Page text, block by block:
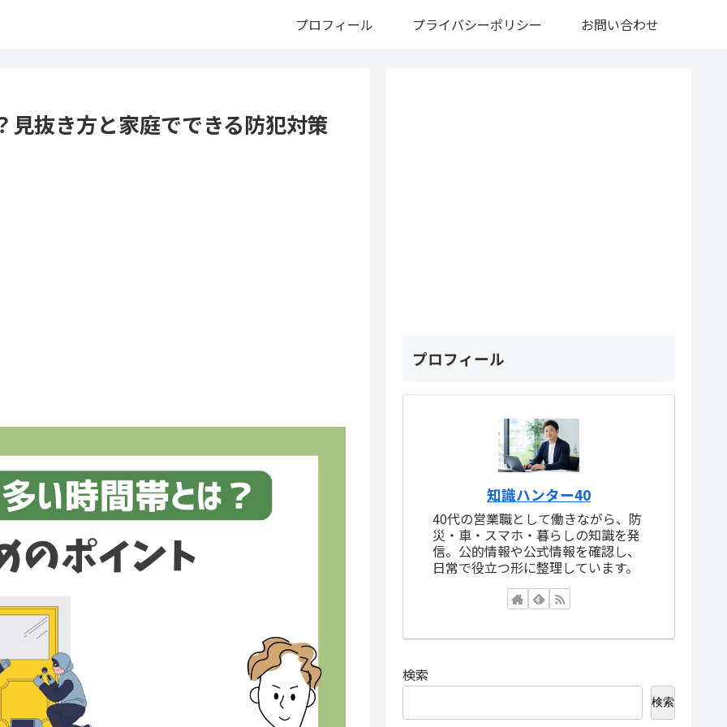
プロフィール プライバシーポリシー お問い合わせ
抜き方と家庭でできる防犯対策
プロフィール
知識ハンター40
40代の営業職として働きながら、防
災・車・スマホ・暮らしの知識を発
信。公的情報や公式情報を確認し、
日常で役立つ形に整理しています。
検索
検索